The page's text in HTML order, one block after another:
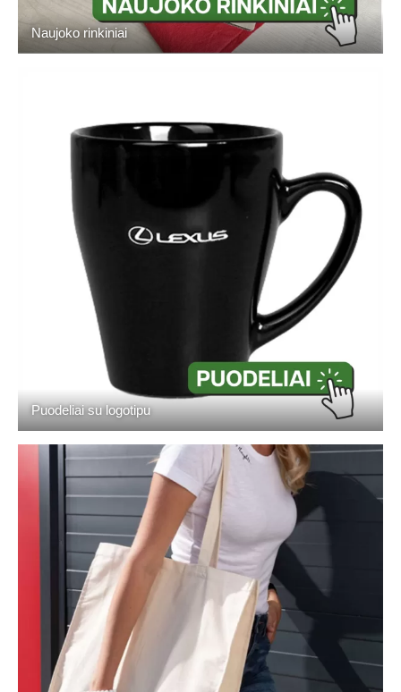
Naujoko rinkiniai
Puodeliai su logotipu